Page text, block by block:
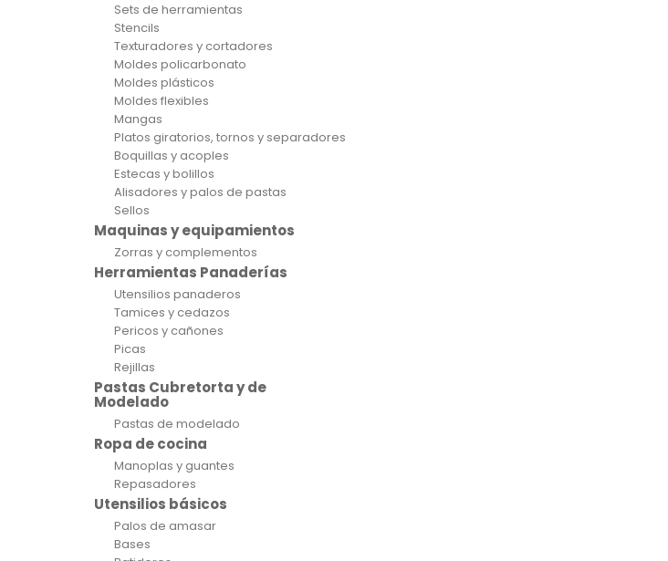
Sets de herramientas
Stencils
Texturadores y cortadores
Moldes policarbonato
Moldes plásticos
Moldes flexibles
Mangas
Platos giratorios, tornos y separadores
Boquillas y acoples
Estecas y bolillos
Alisadores y palos de pastas
Sellos
Maquinas y equipamientos
Zorras y complementos
Herramientas Panaderías
Utensilios panaderos
Tamices y cedazos
Pericos y cañones
Picas
Rejillas
Pastas Cubretorta y de
Modelado
Pastas de modelado
Ropa de cocina
Manoplas y guantes
Repasadores
Utensilios básicos
Palos de amasar
Bases